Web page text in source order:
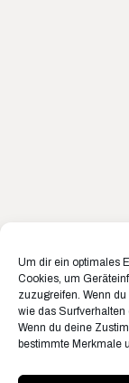
Um dir ein optimales
Cookies, um
zuzugreifen. Wenn
wie das Surfverhalten
Wenn du deine
bestimmte Merkmale